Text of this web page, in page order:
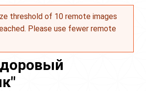
threshold of 10 remote images
Please use fewer remote